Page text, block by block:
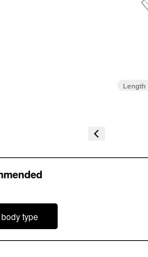
Length
type